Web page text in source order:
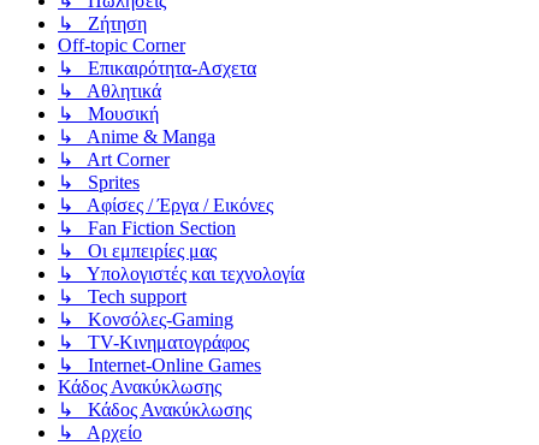
↳ Ζήτηση
Off-topic Corner
↳ Επικαιρότητα-Ασχετα
↳ Αθλητικά
↳ Μουσική
↳ Anime & Manga
↳ Art Corner
↳ Sprites
↳ Αφίσες / Έργα / Εικόνες
↳ Fan Fiction Section
↳ Οι εμπειρίες μας
↳ Υπολογιστές και τεχνολογία
↳ Tech support
↳ Kονσόλες-Gaming
↳ TV-Κινηματογράφος
↳ Internet-Online Games
Κάδος Ανακύκλωσης
↳ Κάδος Ανακύκλωσης
↳ Αρχείο